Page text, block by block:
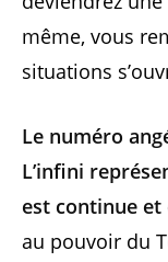
même, vous
situations
Le numéro
L’infini
est continue et
au pouvoir du